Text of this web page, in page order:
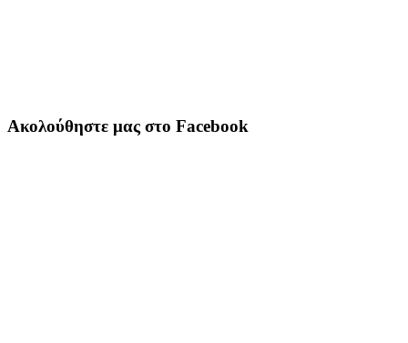
Ακολούθηστε μας στο Facebook